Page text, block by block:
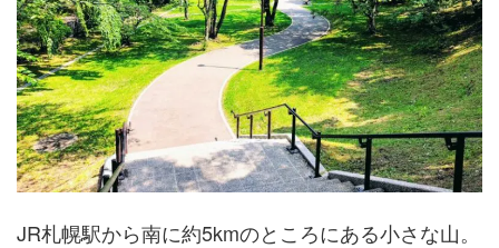
JR札幌駅から南に約5kmのところにある小さな山。